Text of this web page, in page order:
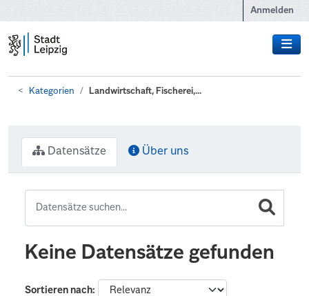
Anmelden
Kategorien Landwirtschaft, Fischerei,...
Datensätze Über uns
Keine Datensätze gefunden
Sortieren nach